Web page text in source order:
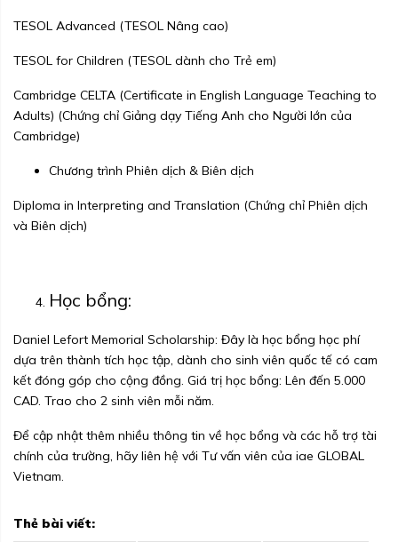
TESOL Advanced (TESOL Nâng cao)
TESOL for Children (TESOL dành cho Trẻ em)
Cambridge CELTA (Certificate in English Language Teaching to
Adults) (Chứng chỉ Giảng dạy Tiếng Anh cho Người lớn của
Cambridge)
Chương trình Phiên dịch & Biên dịch
Diploma in Interpreting and Translation (Chứng chỉ Phiên dịch
và Biên dịch)
Học bổng:
Daniel Lefort Memorial Scholarship: Đây là học bổng học phí
dựa trên thành tích học tập, dành cho sinh viên quốc tế có cam
kết đóng góp cho cộng đồng. Giá trị học bổng: Lên đến 5.000
CAD. Trao cho 2 sinh viên mỗi năm.
Để cập nhật thêm nhiều thông tin về học bổng và các hỗ trợ tài
chính của trường, hãy liên hệ với Tư vấn viên của iae GLOBAL
Vietnam.
Thẻ bài viết: